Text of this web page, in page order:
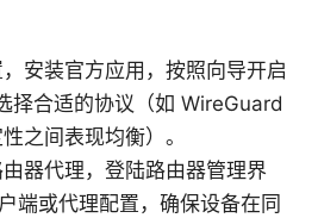
安装官方应用，按照向导开启
择合适的协议（如 WireGuard
之间表现均衡）。
器代理，登陆路由器管理界
端或代理配置，确保设备在同